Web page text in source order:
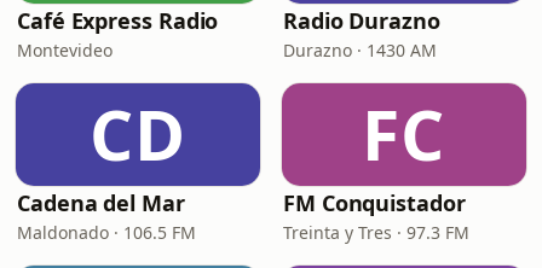
Café Express Radio
Montevideo
Radio Durazno
Durazno · 1430 AM
CD
Cadena del Mar
Maldonado · 106.5 FM
FC
FM Conquistador
Treinta y Tres · 97.3 FM